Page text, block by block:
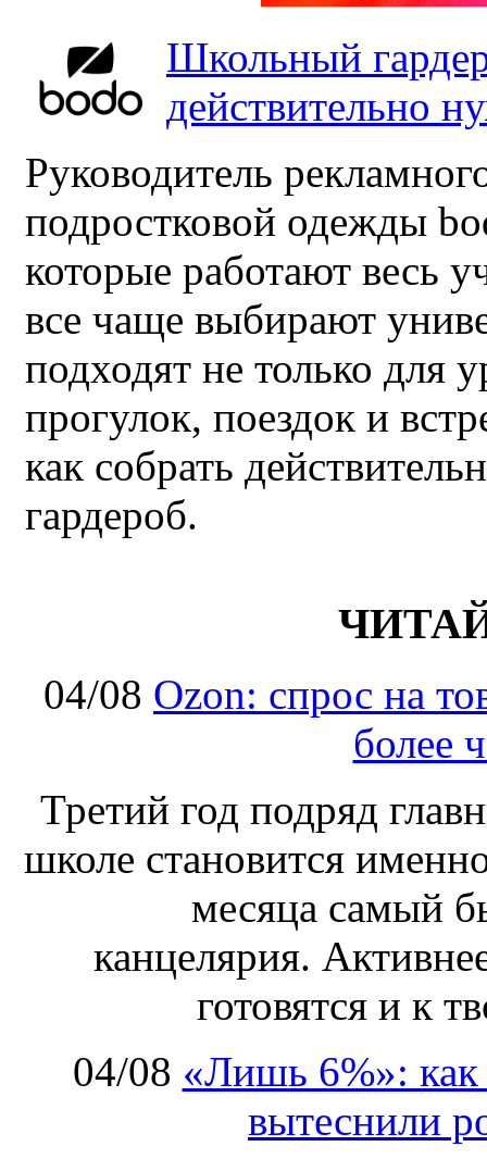
Школьный
действительно
Руководитель
подростковой одежды
которые работают весь
все чаще выбирают
подходят не только для
прогулок, поездок и
как собрать
гардероб.
04/08 Ozon: спрос на
более
Третий год подряд
школе становится
месяца самый
канцелярия.
готовятся и к
04/08 «Лишь 6%»: как
вытеснили